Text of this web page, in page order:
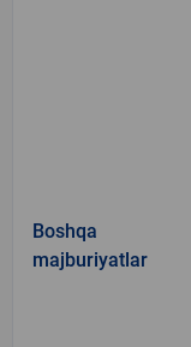
Boshqa
majburiyatlar